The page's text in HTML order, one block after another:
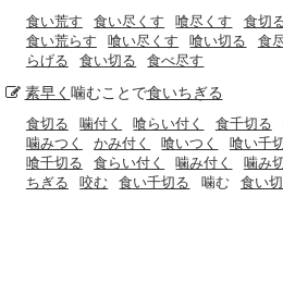
食い荒す 食い尽くす 喰尽くす 食切
食い荒らす
喰い尽くす 喰い切る 食
らげる
食い切る 食べ尽す
素早く 噛むことで食いちぎる
食切る 噛付く 喰らい付く 食千切る
噛みつく
かみ付く 喰いつく 喰い千
喰千切る
食らい付く 噛み付く 噛み
ちぎる
咬む 食い千切る 噛む 食い